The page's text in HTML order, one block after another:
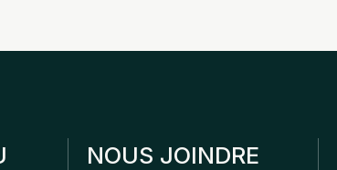
NOUS JOINDRE